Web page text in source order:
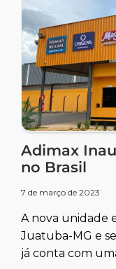
Adimax
no Brasil
7 de março de 2023
A nova unidade
Juatuba-MG e
já conta com